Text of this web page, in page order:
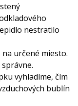
nestratilo
určené miesto.
vyhladíme, čím
bublín